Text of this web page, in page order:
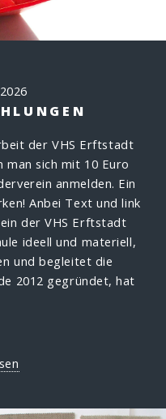
der VHS Erftstadt
sich mit 10 Euro
anmelden. Ein
Anbei Text und link
der VHS Erftstadt
ideell und materiell,
und begleitet die
2012 gegründet, hat